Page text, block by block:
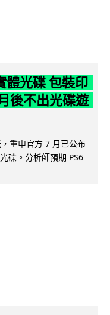
光碟 包裝印
後不出光碟遊
重申官方 7 月已公布
碟。分析師預期 PS6